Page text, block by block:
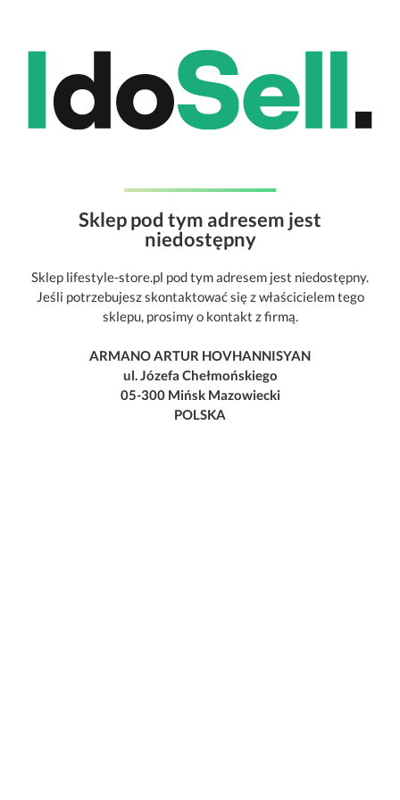
Sklep pod tym adresem jest
niedostępny
Sklep lifestyle-store.pl pod tym adresem jest niedostępny.
Jeśli potrzebujesz skontaktować się z właścicielem tego
sklepu, prosimy o kontakt z firmą.
ARMANO ARTUR HOVHANNISYAN
ul. Józefa Chełmońskiego
05-300 Mińsk Mazowiecki
POLSKA